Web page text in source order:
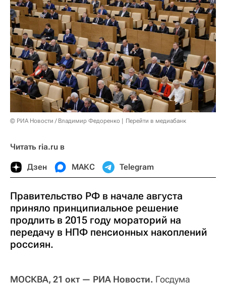
© РИА Новости / Владимир Федоренко Перейти в медиабанк
Читать ria.ru в
Дзен МАКС Telegram
Правительство РФ в начале августа
приняло принципиальное решение
продлить в 2015 году мораторий на
передачу в НПФ пенсионных накоплений
россиян.
МОСКВА, 21 окт — РИА Новости. Госдума